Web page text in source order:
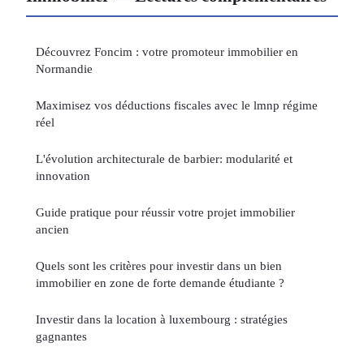
Découvrez Foncim : votre promoteur immobilier en
Normandie
Maximisez vos déductions fiscales avec le lmnp régime
réel
L'évolution architecturale de barbier: modularité et
innovation
Guide pratique pour réussir votre projet immobilier
ancien
Quels sont les critères pour investir dans un bien
immobilier en zone de forte demande étudiante ?
Investir dans la location à luxembourg : stratégies
gagnantes